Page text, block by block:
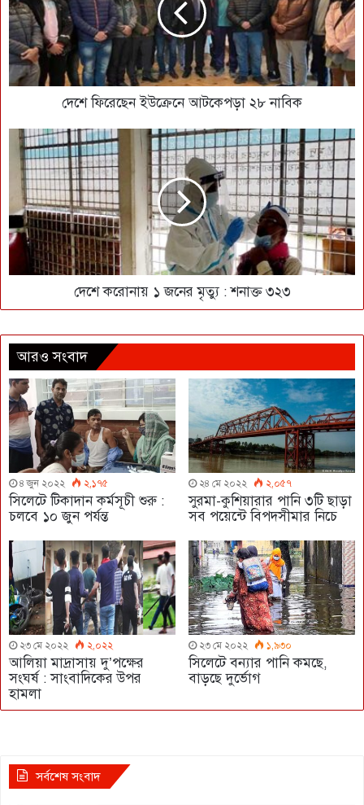
দেশে ফিরেছেন ইউক্রেনে আটকেপড়া ২৮ নাবিক
দেশে করোনায় ১ জনের মৃত্যু : শনাক্ত ৩২৩
আরও সংবাদ
৪ জুন ২০২২ ২,১৭৫
সিলেটে টিকাদান কর্মসূচী শুরু :
চলবে ১০ জুন পর্যন্ত
২৪ মে ২০২২ ২,০৫৭
সুরমা-কুশিয়ারার পানি ৩টি ছাড়া
সব পয়েন্টে বিপদসীমার নিচে
২৩ মে ২০২২ ২,০২২
আলিয়া মাদ্রাসায় দু’পক্ষের
সংঘর্ষ : সাংবাদিকের উপর
হামলা
২৩ মে ২০২২ ১,৯৩০
সিলেটে বন্যার পানি কমছে,
বাড়ছে দুর্ভোগ
সর্বশেষ সংবাদ